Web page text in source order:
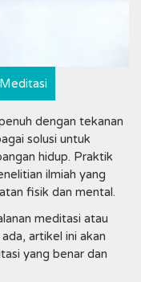
Meditasi
dengan tekanan
solusi untuk
hidup. Praktik
ilmiah yang
fisik dan mental.
meditasi atau
artikel ini akan
yang benar dan